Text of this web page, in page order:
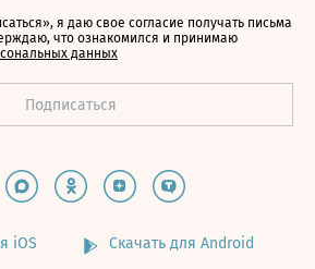
я даю свое согласие получать письма
что ознакомился и принимаю
данных
iOS Скачать для Android